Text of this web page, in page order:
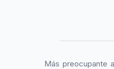
Más preocupante